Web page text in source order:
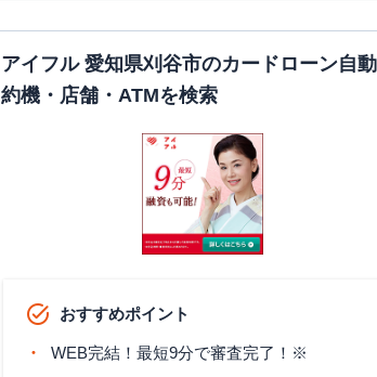
アイフル 愛知県刈谷市のカードローン自
約機・店舗・ATMを検索
おすすめポイント
WEB完結！最短9分で審査完了！※